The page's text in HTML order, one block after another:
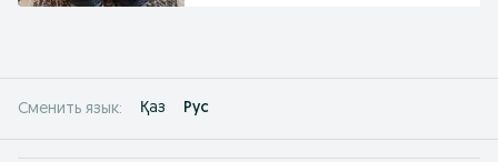
Сменить язык: Қаз Рус